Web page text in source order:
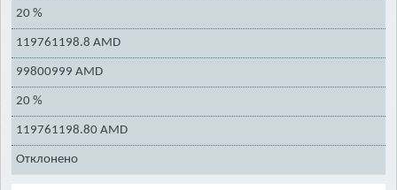
20 %
119761198.8 AMD
99800999 AMD
20 %
119761198.80 AMD
Отклонено